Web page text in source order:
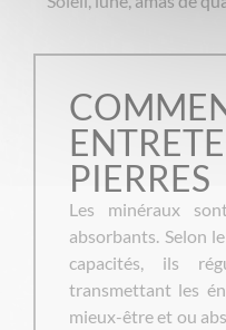
PIERRES
Les minéraux
absorbants. Selon
capacités, ils
transmettant les
mieux-être et ou